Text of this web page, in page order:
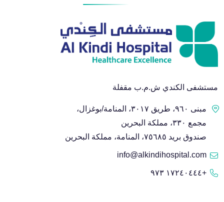
مستشفى الكندي ش.م.ب مقفلة
مبنى ٩٦٠، طريق ٣٠١٧، المنامة/بوغزال،
مجمع ٣٣٠، مملكة البحرين
صندوق بريد ٧٥٦٨٥، المنامة، مملكة البحرين
info@alkindihospital.com
+١٧٢٤٠٤٤٤ ٩٧٣